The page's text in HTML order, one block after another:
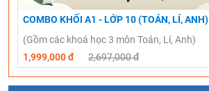
COMBO KHỐI A1 - LỚP 10 (TOÁN, LÍ, ANH)
(Gồm các khoá học 3 môn Toán, Lí, Anh)
1,999,000 đ
2,697,000 đ